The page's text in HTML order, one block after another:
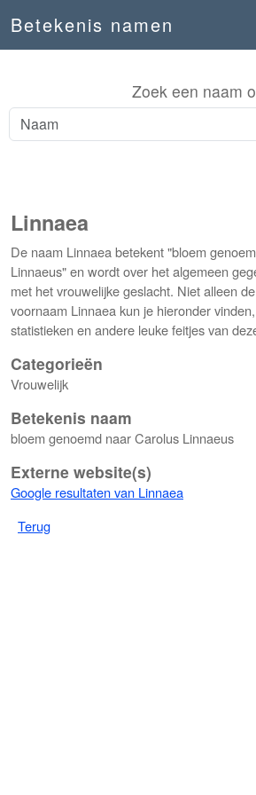
Betekenis namen
Zoek een naam
Linnaea
De naam Linnaea betekent "bloem
Linnaeus" en wordt over het algemeen
met het vrouwelijke geslacht. Niet alleen
voornaam Linnaea kun je hieronder
statistieken en andere leuke feitjes van
Categorieën
Vrouwelijk
Betekenis naam
bloem genoemd naar Carolus Linnaeus
Externe website(s)
Google resultaten van Linnaea
Terug